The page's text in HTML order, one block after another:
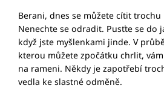
Berani, dnes se můžete cítit trochu
Nenechte se odradit. Pusťte se do
když jste myšlenkami jinde. V
kterou můžete zpočátku chrlit,
na rameni. Někdy je zapotřebí
vedla ke slastné odměně.